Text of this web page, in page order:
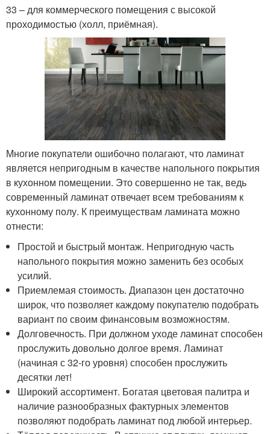
33 – для коммерческого помещения с высокой
проходимостью (холл, приёмная).
Многие покупатели ошибочно полагают, что ламинат
является непригодным в качестве напольного покрытия
в кухонном помещении. Это совершенно не так, ведь
современный ламинат отвечает всем требованиям к
кухонному полу. К преимуществам ламината можно
отнести:
Простой и быстрый монтаж. Непригодную часть
напольного покрытия можно заменить без особых
усилий.
Приемлемая стоимость. Диапазон цен достаточно
широк, что позволяет каждому покупателю подобрать
вариант по своим финансовым возможностям.
Долговечность. При должном уходе ламинат способен
прослужить довольно долгое время. Ламинат
(начиная с 32-го уровня) способен прослужить
десятки лет!
Широкий ассортимент. Богатая цветовая палитра и
наличие разнообразных фактурных элементов
позволяют подобрать ламинат под любой интерьер.